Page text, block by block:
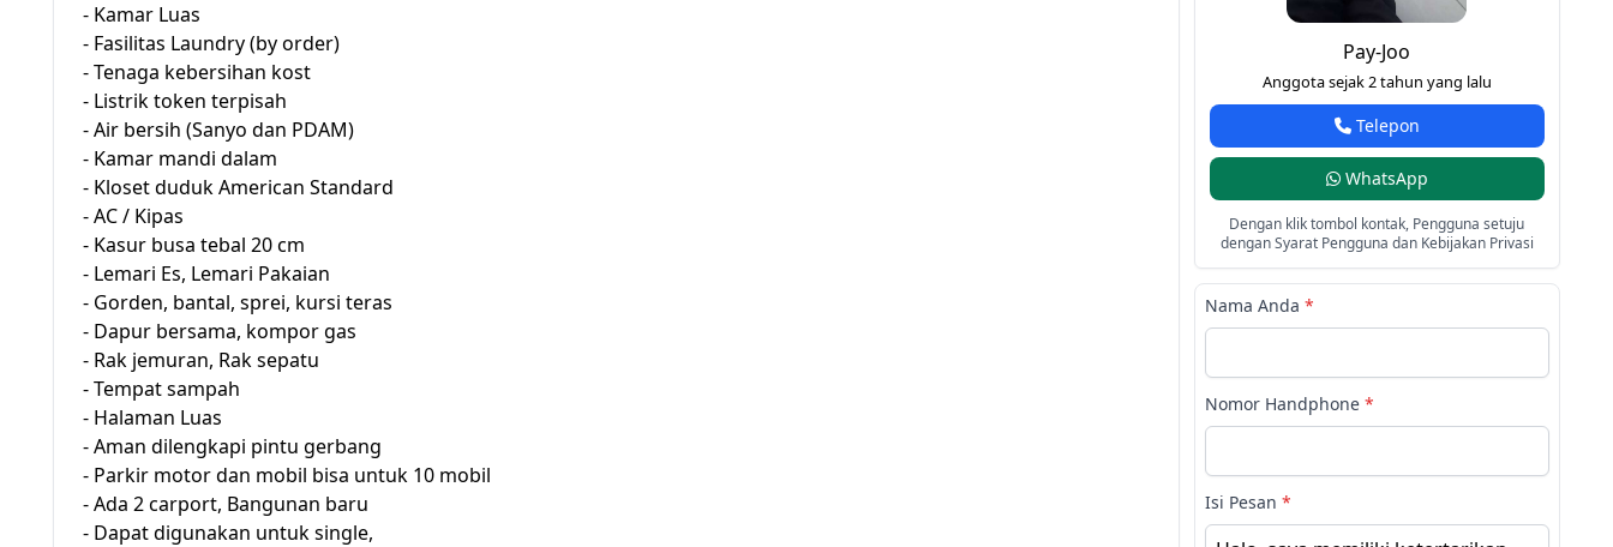
- Kamar Luas
- Fasilitas Laundry (by order)
- Tenaga kebersihan kost
- Listrik token terpisah
- Air bersih (Sanyo dan PDAM)
- Kamar mandi dalam
- Kloset duduk American Standard
- AC / Kipas
- Kasur busa tebal 20 cm
- Lemari Es, Lemari Pakaian
- Gorden, bantal, sprei, kursi teras
- Dapur bersama, kompor gas
- Rak jemuran, Rak sepatu
- Tempat sampah
- Halaman Luas
- Aman dilengkapi pintu gerbang
- Parkir motor dan mobil bisa untuk 10 mobil
- Ada 2 carport, Bangunan baru
- Dapat digunakan untuk single,
Pay-Joo
Anggota sejak 2 tahun yang lalu
Telepon
WhatsApp
Dengan klik tombol kontak, Pengguna setuju
dengan Syarat Pengguna dan Kebijakan Privasi
Nama Anda *
Nomor Handphone *
Isi Pesan *